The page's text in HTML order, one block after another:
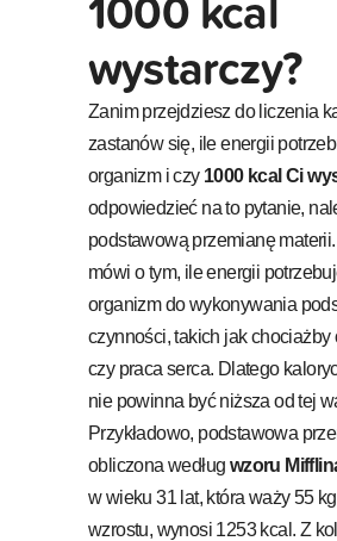
wystarczy?
Zanim przejdziesz do liczenia
zastanów się, ile energii
organizm i czy 1000 kcal Ci
odpowiedzieć na to pytanie,
podstawową przemianę
mówi o tym, ile energii
organizm do wykonywania
czynności, takich jak chociażby
czy praca serca. Dlatego
nie powinna być niższa od tej
Przykładowo, podstawowa
obliczona według wzoru
w wieku 31 lat, która waży 55
wzrostu, wynosi 1253 kcal. Z